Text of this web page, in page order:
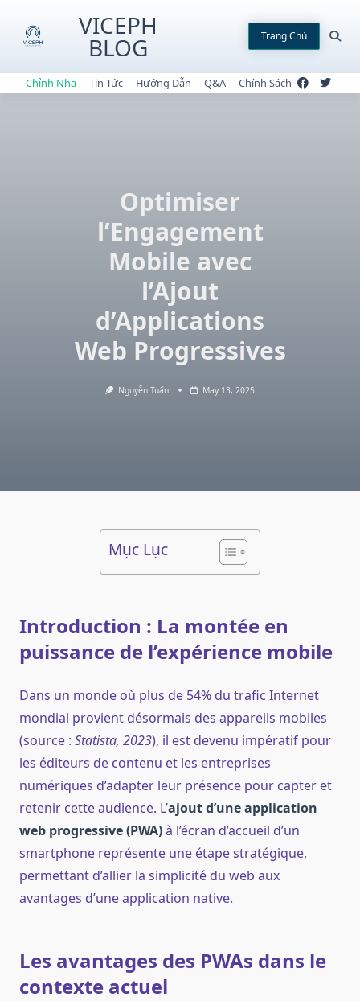
content
VICEPH
BLOG Trang Chủ
Chỉnh Nha Tin Tức Hướng Dẫn Q&A Chính Sách
Optimiser
l’Engagement
Mobile avec
l’Ajout
d’Applications
Web Progressives
Nguyễn Tuấn May 13, 2025
Mục Lục
Introduction : La montée en
puissance de l’expérience mobile
Dans un monde où plus de 54% du trafic Internet
mondial provient désormais des appareils mobiles
(source : Statista, 2023), il est devenu impératif pour
les éditeurs de contenu et les entreprises
numériques d’adapter leur présence pour capter et
retenir cette audience. L’ajout d’une application
web progressive (PWA)à l’écran d’accueil d’un
smartphone représente une étape stratégique,
permettant d’allier la simplicité du web aux
avantages d’une application native.
Les avantages des PWAs dans le
contexte actuel